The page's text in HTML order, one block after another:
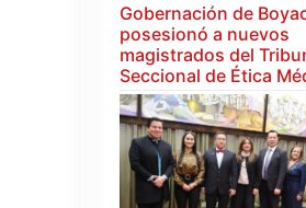
Gobernación de
posesionó a nuevos
magistrados del
Seccional de Ética